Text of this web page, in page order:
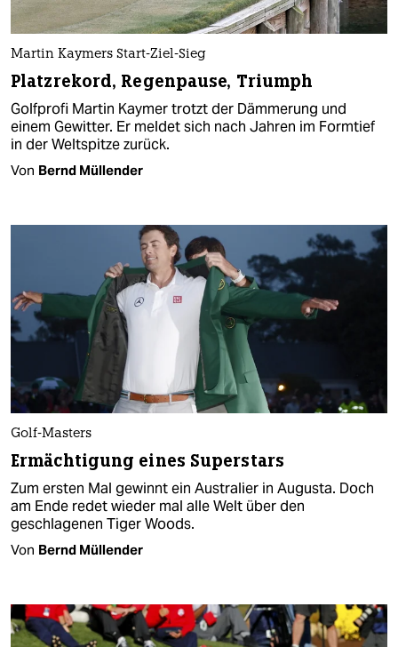
Martin Kaymers Start-Ziel-Sieg
Platzrekord, Regenpause, Triumph
Golfprofi Martin Kaymer trotzt der Dämmerung und
einem Gewitter. Er meldet sich nach Jahren im Formtief
in der Weltspitze zurück.
Von Bernd Müllender
Golf-Masters
Ermächtigung eines Superstars
Zum ersten Mal gewinnt ein Australier in Augusta. Doch
am Ende redet wieder mal alle Welt über den
geschlagenen Tiger Woods.
Von Bernd Müllender